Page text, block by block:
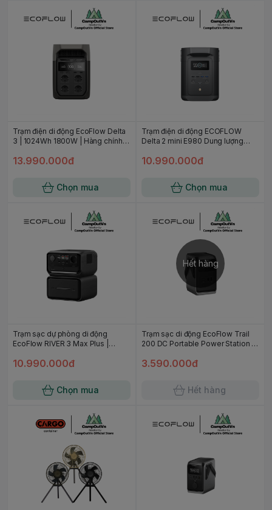
Trạm điện di động EcoFlow Delta
3 | 1024Wh 1800W | Hàng chính
13.990.000đ
Chọn mua
Trạm điện di động ECOFLOW
Delta 2 mini E980 Dung lượng
năm
10.990.000đ
Chọn mua
Trạm sạc dự phòng di động
EcoFlow RIVER 3 Max Plus |
10.990.000đ
Chọn mua
Hết hàng
Trạm sạc di động EcoFlow Trail
200 DC Portable Power Station |
3.590.000đ
Hết hàng